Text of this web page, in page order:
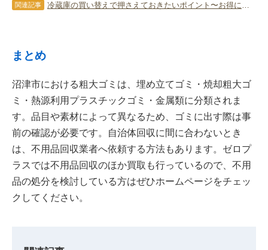
関連記事
まとめ
沼津市における粗大ゴミは、埋め立てゴミ・焼却粗大ゴ
ミ・熱源利用プラスチックゴミ・金属類に分類されま
す。品目や素材によって異なるため、ゴミに出す際は事
前の確認が必要です。自治体回収に間に合わないとき
は、不用品回収業者へ依頼する方法もあります。ゼロプ
ラスでは不用品回収のほか買取も行っているので、不用
品の処分を検討している方はぜひホームページをチェッ
クしてください。